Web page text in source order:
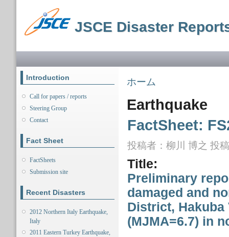
ン
JSCE Disaster
Introduction
Call for papers / reports
Steering Group
Contact
Fact Sheet
FactSheets
Submission site
Recent Disasters
2012 Northern Italy Earthquake,
Italy
2011 Eastern Turkey Earthquake,
現在地
ホーム
Earthquake
FactSheet:
投稿者： 柳川 博之 投
Title:
Preliminary
damaged and
District,
(MJMA=6.7) in